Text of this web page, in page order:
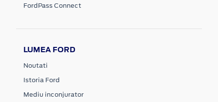
FordPass Connect
LUMEA FORD
Noutati
Istoria Ford
Mediu inconjurator